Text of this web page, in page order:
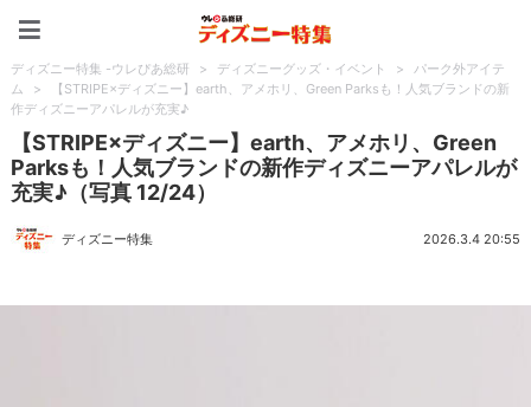
ディズニー特集 -ウレぴあ総研 > ディズニーグッズ・イベント >
パーク外アイテ
ム
>
【STRIPE×ディズニー】earth、アメホリ、Green Parksも！人気ブランドの新
作ディズニーアパレルが充実♪
【STRIPE×ディズニー】earth、アメホリ、Green
Parksも！人気ブランドの新作ディズニーアパレルが
充実♪（写真 12/24）
ディズニー特集 2026.3.4 20:55